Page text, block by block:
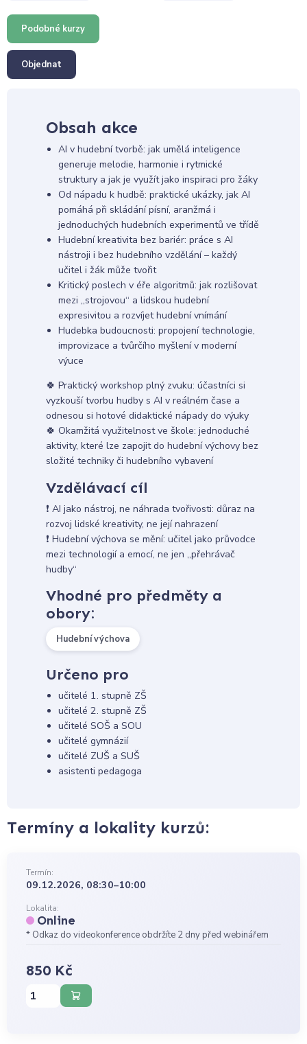
Podobné kurzy
Objednat
Obsah akce
AI v hudební tvorbě: jak umělá inteligence
generuje melodie, harmonie i rytmické
struktury a jak je využít jako inspiraci pro žáky
Od nápadu k hudbě: praktické ukázky, jak AI
pomáhá při skládání písní, aranžmá i
jednoduchých hudebních experimentů ve třídě
Hudební kreativita bez bariér: práce s AI
nástroji i bez hudebního vzdělání – každý
učitel i žák může tvořit
Kritický poslech v éře algoritmů: jak rozlišovat
mezi „strojovou“ a lidskou hudební
expresivitou a rozvíjet hudební vnímání
Hudebka budoucnosti: propojení technologie,
improvizace a tvůrčího myšlení v moderní
výuce
🍀 Praktický workshop plný zvuku: účastníci si
vyzkouší tvorbu hudby s AI v reálném čase a
odnesou si hotové didaktické nápady do výuky
🍀 Okamžitá využitelnost ve škole: jednoduché
aktivity, které lze zapojit do hudební výchovy bez
složité techniky či hudebního vybavení
Vzdělávací cíl
❗ AI jako nástroj, ne náhrada tvořivosti: důraz na
rozvoj lidské kreativity, ne její nahrazení
❗ Hudební výchova se mění: učitel jako průvodce
mezi technologií a emocí, ne jen „přehrávač
hudby“
Vhodné pro předměty a
obory:
Hudební výchova
Určeno pro
učitelé 1. stupně ZŠ
učitelé 2. stupně ZŠ
učitelé SOŠ a SOU
učitelé gymnázií
učitelé ZUŠ a SUŠ
asistenti pedagoga
Termíny a lokality kurzů:
Termín:
09.12.2026, 08:30–10:00
Lokalita:
Online
* Odkaz do videokonference obdržíte 2 dny před webinářem
850 Kč